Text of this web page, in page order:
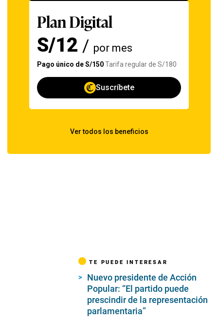
TE PUEDE INTERESAR
Nuevo presidente de Acción
Popular: “El partido puede
prescindir de la representación
parlamentaria”